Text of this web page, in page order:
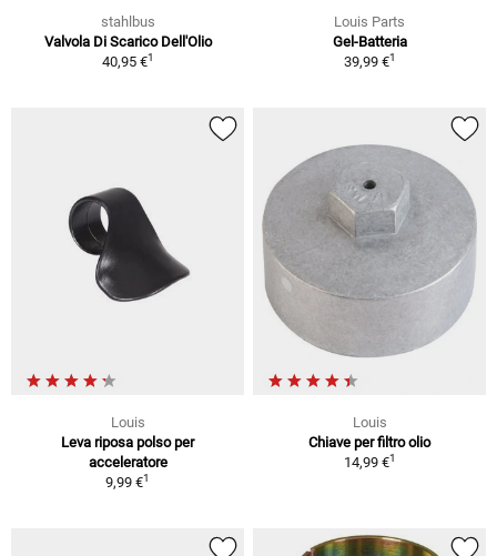
stahlbus
Valvola Di Scarico Dell'Olio
40,95 €1
Louis Parts
Gel-Batteria
39,99 €1
Louis
Leva riposa polso per
acceleratore
9,99 €1
Louis
Chiave per filtro olio
14,99 €1